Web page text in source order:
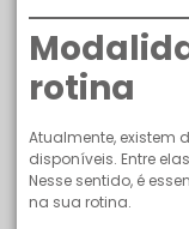
rotina
Atualmente, existem
disponíveis. Entre
Nesse sentido, é
na sua rotina.